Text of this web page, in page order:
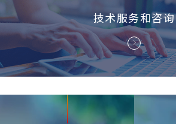
技术服务和咨询